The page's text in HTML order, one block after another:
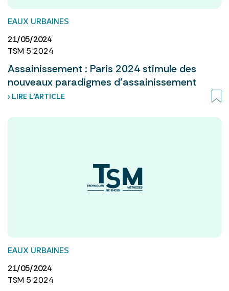
EAUX URBAINES
21/05/2024
TSM 5 2024
Assainissement : Paris 2024 stimule des
nouveaux paradigmes d’assainissement
› LIRE L’ARTICLE
EAUX URBAINES
21/05/2024
TSM 5 2024